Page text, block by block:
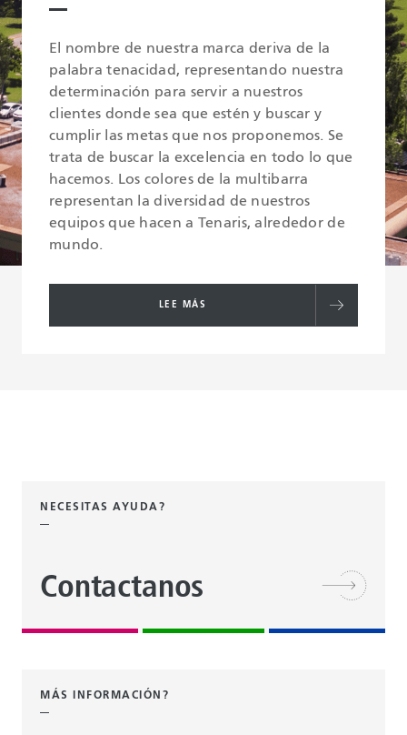
El nombre de nuestra marca deriva de la
palabra tenacidad, representando nuestra
determinación para servir a nuestros
clientes donde sea que estén y buscar y
cumplir las metas que nos proponemos. Se
trata de buscar la excelencia en todo lo que
hacemos. Los colores de la multibarra
representan la diversidad de nuestros
equipos que hacen a Tenaris, alrededor de
mundo.
LEE MÁS
NECESITAS AYUDA?
Contactanos
MÁS INFORMACIÓN?